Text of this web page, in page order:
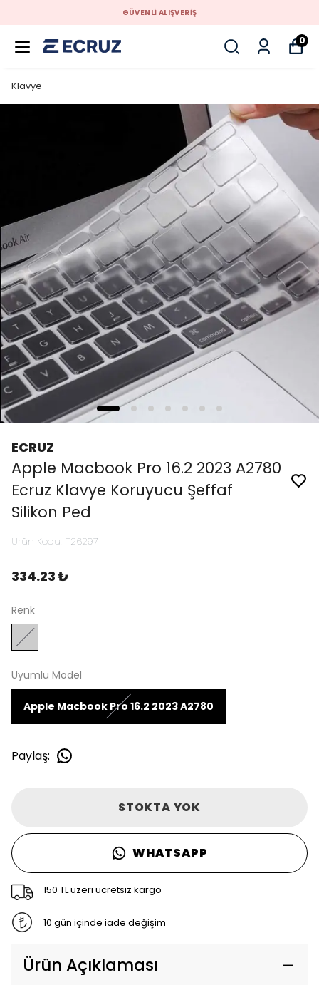
GÜVENLİ ALIŞVERİŞ
0
Klavye
ECRUZ
Apple Macbook Pro 16.2 2023 A2780
Ecruz Klavye Koruyucu Şeffaf
Silikon Ped
Ürün Kodu: T26297
334.23 ₺
Renk
Uyumlu Model
Apple Macbook Pro 16.2 2023 A2780
Paylaş:
STOKTA YOK
WHATSAPP
150 TL üzeri ücretsiz kargo
10 gün içinde iade değişim
Ürün Açıklaması